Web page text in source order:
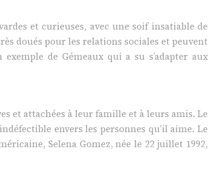
et curieuses, avec une soif insatiable de
doués pour les relations sociales et peuvent
de Gémeaux qui a su s’adapter aux
et attachées à leur famille et à leurs amis. Le
envers les personnes qu’il aime. Le
Selena Gomez, née le 22 juillet 1992,